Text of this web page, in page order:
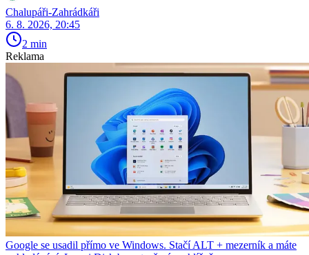
Chalupáři-Zahrádkáři
6. 8. 2026, 20:45
2 min
Reklama
Google se usadil přímo ve Windows. Stačí ALT + mezerník a máte